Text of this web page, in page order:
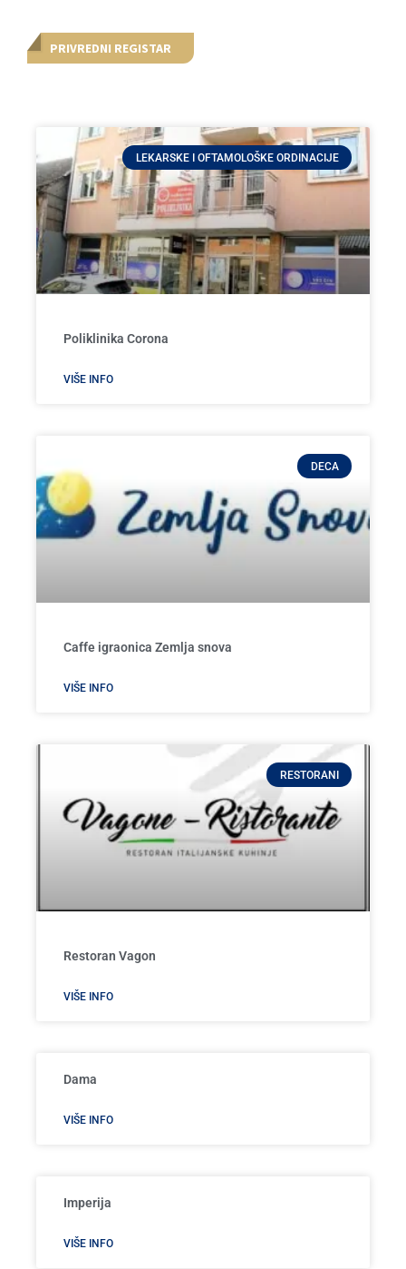
PRIVREDNI REGISTAR
LEKARSKE I OFTAMOLOŠKE ORDINACIJE
Poliklinika Corona
VIŠE INFO
DECA
Caffe igraonica Zemlja snova
VIŠE INFO
RESTORANI
Restoran Vagon
VIŠE INFO
Dama
VIŠE INFO
Imperija
VIŠE INFO